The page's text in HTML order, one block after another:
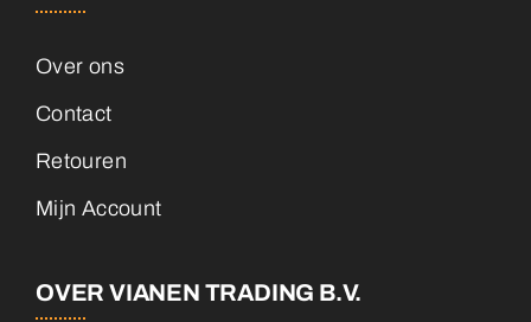
Over ons
Contact
Retouren
Mijn Account
OVER VIANEN TRADING B.V.